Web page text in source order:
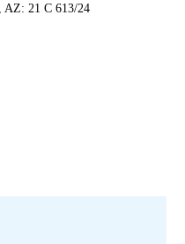
AZ: 21 C 613/24